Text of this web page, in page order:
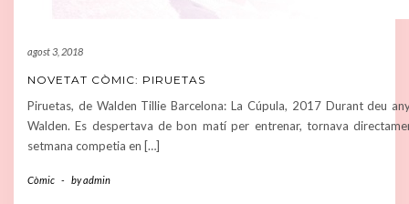
agost 3, 2018
NOVETAT CÒMIC: PIRUETAS
Piruetas, de Walden Tillie Barcelona: La Cúpula, 2017 Durant deu
Walden. Es despertava de bon matí per entrenar, tornava
setmana competia en […]
Còmic - byadmin